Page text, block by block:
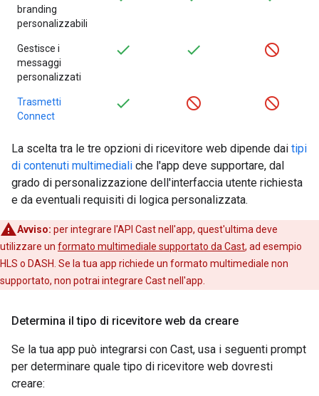
branding
personalizzabili
Gestisce i
messaggi
personalizzati
Trasmetti
Connect
La scelta tra le tre opzioni di ricevitore web dipende dai tipi
di contenuti multimediali che l'app deve supportare, dal
grado di personalizzazione dell'interfaccia utente richiesta
e da eventuali requisiti di logica personalizzata.
Avviso: per integrare l'API Cast nell'app, quest'ultima deve
utilizzare un formato multimediale supportato da Cast, ad esempio
HLS o DASH. Se la tua app richiede un formato multimediale non
supportato, non potrai integrare Cast nell'app.
Determina il tipo di ricevitore web da creare
Se la tua app può integrarsi con Cast, usa i seguenti prompt
per determinare quale tipo di ricevitore web dovresti
creare: